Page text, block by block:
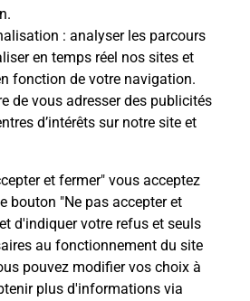
: analyser les parcours
en temps réel nos sites et
fonction de votre navigation.
de vous adresser des publicités
d’intérêts sur notre site et
et fermer" vous acceptez
bouton "Ne pas accepter et
d'indiquer votre refus et seuls
au fonctionnement du site
pouvez modifier vos choix à
plus d'informations via
la
?
la
?
téléassistance
Rozoy Sur Serre - téléassistance